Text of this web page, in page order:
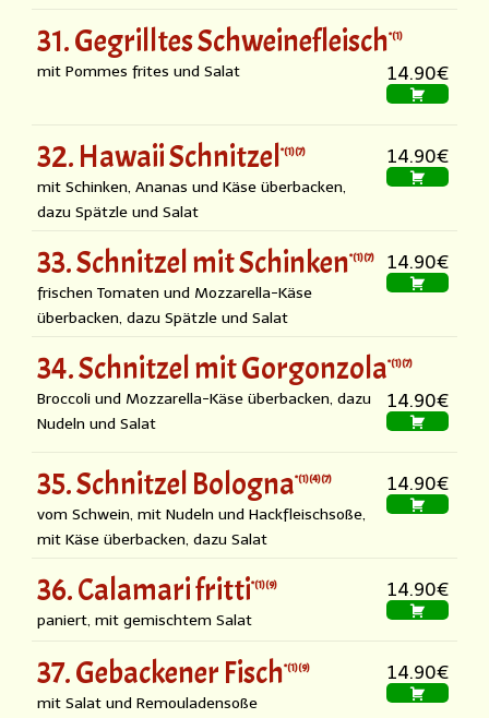
31. Gegrilltes Schweinefleisch 1
14.90€
mit Pommes frites und Salat
32. Hawaii Schnitzel 1 7 14.90€
mit Schinken, Ananas und Käse überbacken,
dazu Spätzle und Salat
33. Schnitzel mit Schinken 1 7 14.90€
frischen Tomaten und Mozzarella-Käse
überbacken, dazu Spätzle und Salat
34. Schnitzel mit Gorgonzola 1 7
14.90€
Broccoli und Mozzarella-Käse überbacken, dazu
Nudeln und Salat
35. Schnitzel Bologna 1 4 7 14.90€
vom Schwein, mit Nudeln und Hackfleischsoße,
mit Käse überbacken, dazu Salat
36. Calamari fritti 1 9 14.90€
paniert, mit gemischtem Salat
37. Gebackener Fisch 1 9 14.90€
mit Salat und Remouladensoße